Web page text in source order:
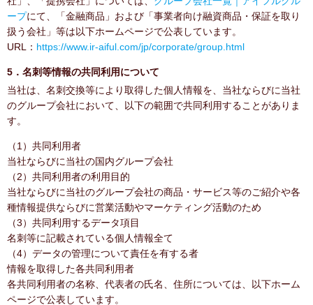
ープにて、「金融商品」および「事業者向け融資商品・保証を取り
扱う会社」等は以下ホームページで公表しています。
URL： https://www.ir-aiful.com/jp/corporate/group.html
5．名刺等情報の共同利用について
当社は、名刺交換等により取得した個人情報を、当社ならびに当社
のグループ会社において、以下の範囲で共同利用することがありま
す。
（1）共同利用者
当社ならびに当社の国内グループ会社
（2）共同利用者の利用目的
当社ならびに当社のグループ会社の商品・サービス等のご紹介や各
種情報提供ならびに営業活動やマーケティング活動のため
（3）共同利用するデータ項目
名刺等に記載されている個人情報全て
（4）データの管理について責任を有する者
情報を取得した各共同利用者
各共同利用者の名称、代表者の氏名、住所については、以下ホーム
ページで公表しています。